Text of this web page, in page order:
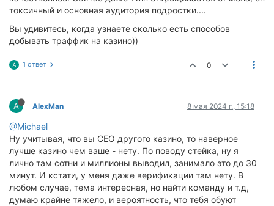
токсичный и основная аудитория подростки....
Вы удивитесь, когда узнаете сколько есть способов
добывать траффик на казино))
A 1 ответ 0
A AlexMan 8 мая 2024 г., 15:18
@Michael
Ну учитывая, что вы СЕО другого казино, то наверное
лучше казино чем ваше - нету. По поводу стейка, ну я
лично там сотни и миллионы выводил, занимало это до 30
минут. И кстати, у меня даже верификации там нету. В
любом случае, тема интересная, но найти команду и т.д,
думаю крайне тяжело, и вероятность, что тебя обуют